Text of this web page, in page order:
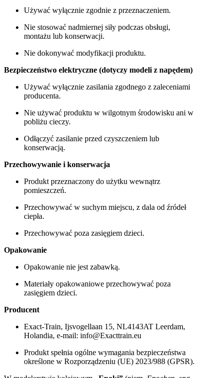
Używać wyłącznie zgodnie z przeznaczeniem.
Nie stosować nadmiernej siły podczas obsługi,
montażu lub konserwacji.
Nie dokonywać modyfikacji produktu.
Bezpieczeństwo elektryczne (dotyczy modeli z napędem)
Używać wyłącznie zasilania zgodnego z zaleceniami
producenta.
Nie używać produktu w wilgotnym środowisku ani w
pobliżu cieczy.
Odłączyć zasilanie przed czyszczeniem lub
konserwacją.
Przechowywanie i konserwacja
Produkt przeznaczony do użytku wewnątrz
pomieszczeń.
Przechowywać w suchym miejscu, z dala od źródeł
ciepła.
Przechowywać poza zasięgiem dzieci.
Opakowanie
Opakowanie nie jest zabawką.
Materiały opakowaniowe przechowywać poza
zasięgiem dzieci.
Producent
Exact-Train, Ijsvogellaan 15, NL4143AT Leerdam,
Holandia, e-mail: info@Exacttrain.eu
Produkt spełnia ogólne wymagania bezpieczeństwa
określone w Rozporządzeniu (UE) 2023/988 (GPSR).